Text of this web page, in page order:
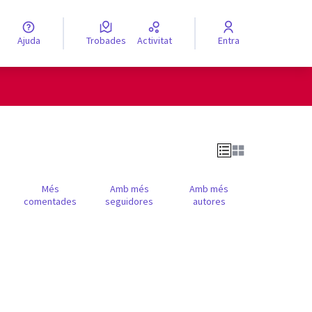
Elegir el idioma
Ajuda Trobades Activitat Entra
Més
comentades
Amb més
seguidores
Amb més
autores